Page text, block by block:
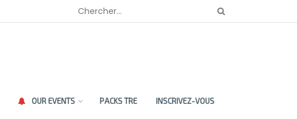
OUR EVENTS PACKS TRE INSCRIVEZ-VOUS